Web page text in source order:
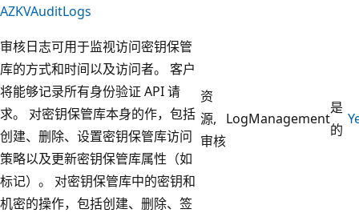
AZKVAuditLogs
审核日志可用于监视访问密钥保管
库的方式和时间以及访问者。 客户
将能够记录所有身份验证 API 请
求。 对密钥保管库本身的作，包括
创建、删除、设置密钥保管库访问
策略以及更新密钥保管库属性（如
标记）。 对密钥保管库中的密钥和
机密的操作，包括创建、删除、签
资
源,
审核
LogManagement
是
的